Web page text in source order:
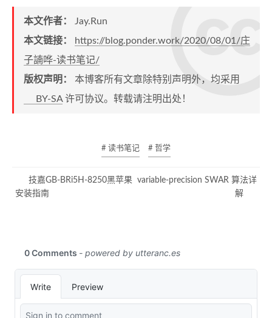
本文作者：
Jay.Run
本文链接：
https://blog.ponder.work/2020/08/01/庄
子諵哗-读书笔记/
版权声明： 本博客所有文章除特别声明外，均采用
BY-SA许可协议。转载请注明出处！
# 读书笔记 # 哲学
技嘉GB-BRi5H-8250黑苹果
安装指南
variable-precision SWAR 算法详
解